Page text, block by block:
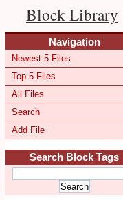
Block Library
Navigation
Newest 5 Files
Top 5 Files
All Files
Search
Add File
Search Block Tags